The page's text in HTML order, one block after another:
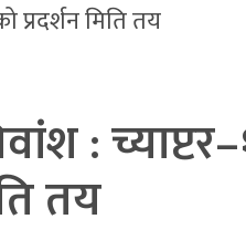
प्रदर्शन मिति तय
:
तय